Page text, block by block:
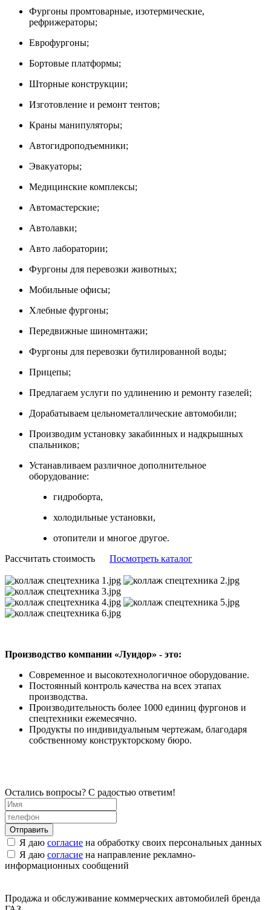
Фургоны промтоварные, изотермические,
рефрижераторы;
Еврофургоны;
Бортовые платформы;
Шторные конструкции;
Изготовление и ремонт тентов;
Краны манипуляторы;
Автогидроподъемники;
Эвакуаторы;
Медицинские комплексы;
Автомастерские;
Автолавки;
Авто лаборатории;
Фургоны для перевозки животных;
Мобильные офисы;
Хлебные фургоны;
Передвижные шиномнтажи;
Фургоны для перевозки бутилированной воды;
Прицепы;
Предлагаем услуги по удлинению и ремонту газелей;
Дорабатываем цельнометаллические автомобили;
Производим установку закабинных и надкрышных
спальников;
Устанавливаем различное дополнительное
оборудование:
гидроборта,
холодильные установки,
отопители и многое другое.
Рассчитать стоимость
Посмотреть каталог
Производство компании «Луидор» - это:
Современное и высокотехнологичное оборудование.
Постоянный контроль качества на всех этапах
производства.
Производительность более 1000 единиц фургонов и
спецтехники ежемесячно.
Продукты по индивидуальным чертежам, благодаря
собственному конструкторскому бюро.
Остались вопросы? С радостью ответим!
Я даю согласие на обработку своих персональных данных
Я даю согласие на направление рекламно-
информационных сообщений
Продажа и обслуживание коммерческих автомобилей бренда